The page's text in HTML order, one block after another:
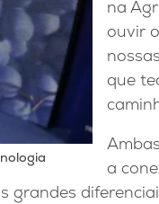
na
ouvir
que
a